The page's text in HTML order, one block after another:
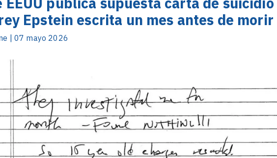
Epstein escrita un mes antes de morir
| 07 mayo 2026